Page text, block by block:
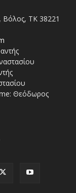
Βόλος, ΤΚ 38221
Θεόδωρος